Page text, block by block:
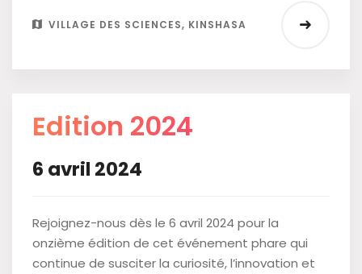
VILLAGE DES SCIENCES, KINSHASA
Edition 2024
6 avril 2024
Rejoignez-nous dès le 6 avril 2024 pour la
onzième édition de cet événement phare qui
continue de susciter la curiosité, l’innovation et